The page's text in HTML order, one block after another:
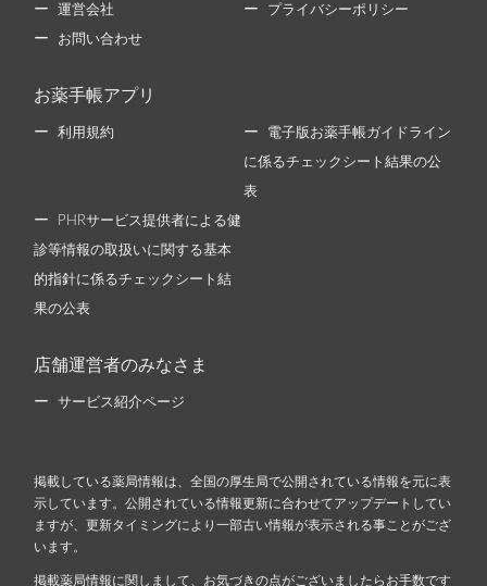
運営会社 プライバシーポリシー
お問い合わせ
お薬手帳アプリ
利用規約 電子版お薬手帳ガイドライン
に係るチェックシート結果の公
表
PHRサービス提供者による健
診等情報の取扱いに関する基本
的指針に係るチェックシート結
果の公表
店舗運営者のみなさま
サービス紹介ページ
掲載している薬局情報は、全国の厚生局で公開されている情報を元に表
示しています。公開されている情報更新に合わせてアップデートしてい
ますが、更新タイミングにより一部古い情報が表示される事ことがござ
います。
掲載薬局情報に関しまして、お気づきの点がございましたらお手数です